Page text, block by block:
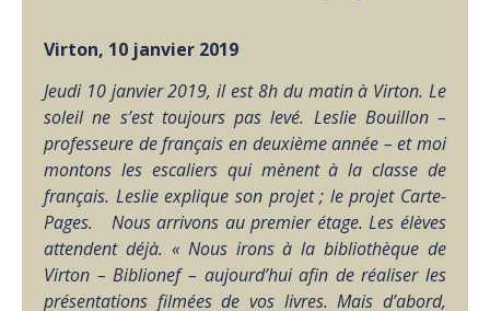
Virton, 10 janvier 2019
Jeudi 10 janvier 2019, il est 8h du matin à Virton. Le
soleil ne s’est toujours pas levé. Leslie Bouillon –
professeure de français en deuxième année – et moi
montons les escaliers qui mènent à la classe de
français. Leslie explique son projet ; le projet Carte-
Pages.
Nous arrivons au premier étage. Les élèves
attendent déjà. « Nous irons à la bibliothèque de
Virton – Biblionef – aujourd’hui afin de réaliser les
présentations filmées de vos livres. Mais d’abord,